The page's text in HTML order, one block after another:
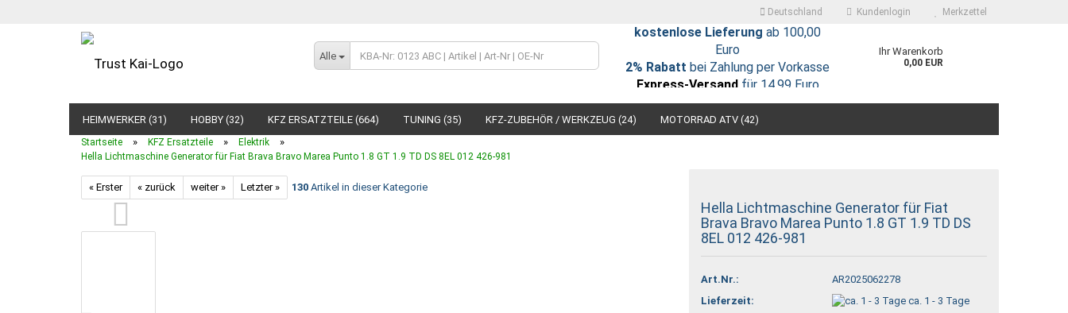
Deutschland
Lieferland
Kundenlogin
Konto erstellen
Passwort vergessen?
Merkzettel
Alle
kostenlose Lieferung ab 100,00
Euro
2% Rabatt bei Zahlung per Vorkasse
Express-Versandfür 14,99 Euro
Ihr Warenkorb
0,00 EUR
HEIMWERKER (31) HOBBY (32) KFZ ERSATZTEILE (664) TUNING (35) KFZ-ZUBEHÖR / WERKZEUG (24) MOTORRAD ATV (42)
Startseite » KFZ Ersatzteile » Elektrik »
Hella Lichtmaschine Generator für Fiat Brava Bravo Marea Punto 1.8 GT 1.9 TD DS 8EL 012 426-981
« Erster « zurück weiter » Letzter » 130 Artikel in dieser Kategorie
Hella Lichtmaschine Generator für Fiat
Brava Bravo Marea Punto 1.8 GT 1.9 TD DS
8EL 012 426-981
Art.Nr.:
AR2025062278
Lieferzeit:
ca. 1 - 3 Tage